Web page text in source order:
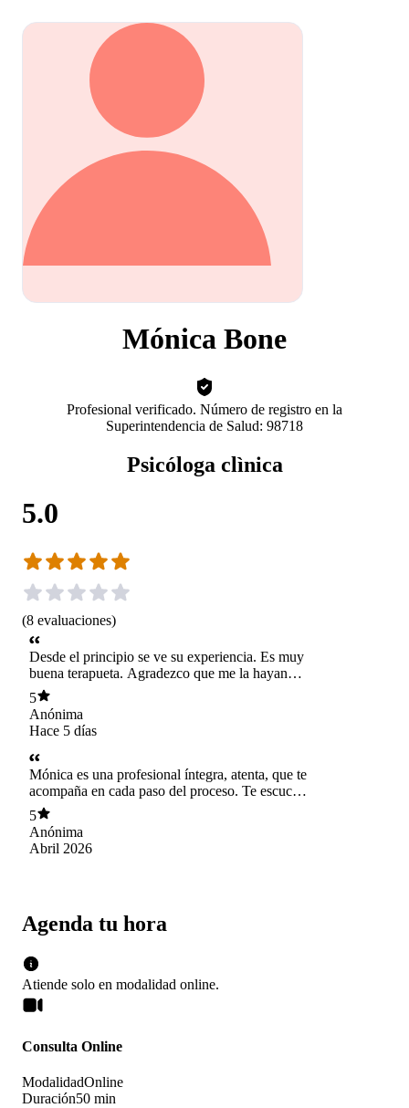
Mónica Bone
Profesional verificado. Número de registro en la
Superintendencia de Salud: 98718
Psicóloga clìnica
5.0
(8 evaluaciones)
Desde el principio se ve su experiencia. Es muy
buena terapueta. Agradezco que me la hayan
recomendado.
5
Anónima
Hace 5 días
Mónica es una profesional íntegra, atenta, que te
acompaña en cada paso del proceso. Te escucha
dando soporte y, a la vez, también te guía con
más dirección, en caso de ser necesario. Es la
mejor experiencia que he tenido en cuanto a
atención psicológica. Con su apoyo siento que
5
Anónima
Abril 2026
Agenda tu hora
Atiende solo en modalidad online.
Consulta Online
ModalidadOnline
Duración50 min